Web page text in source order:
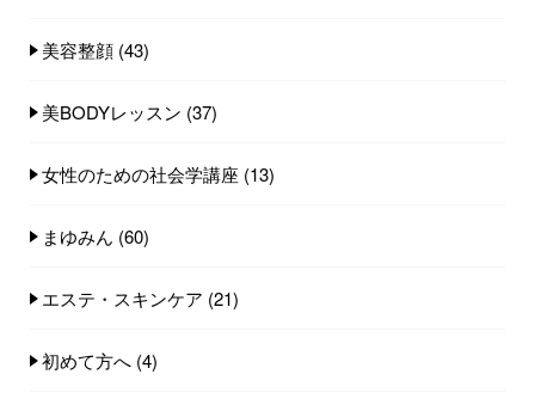
美容整顔 (43)
美BODYレッスン (37)
女性のための社会学講座 (13)
まゆみん (60)
エステ・スキンケア (21)
初めて方へ (4)